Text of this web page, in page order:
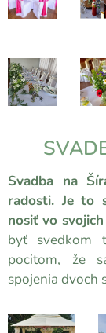
Svadba na
radosti. Je to
nosiť vo
byť svedkom
pocitom, že
spojenia dvoch